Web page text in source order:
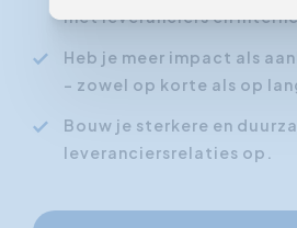
met leveranciers en
Heb je meer impact als
– zowel op korte als op
Bouw je sterkere en
leveranciersrelaties op.